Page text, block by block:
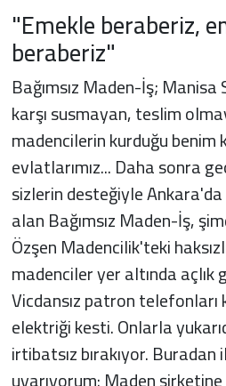
"Emekle beraberiz,
beraberiz"
Bağımsız Maden-İş; Manisa
karşı susmayan, teslim
madencilerin kurduğu benim
evlatlarımız... Daha sonra
sizlerin desteğiyle Ankara'da
alan Bağımsız Maden-İş,
Özşen Madencilik'teki
madenciler yer altında açlık
Vicdansız patron
elektriği kesti. Onlarla
irtibatsız bırakıyor. Buradan